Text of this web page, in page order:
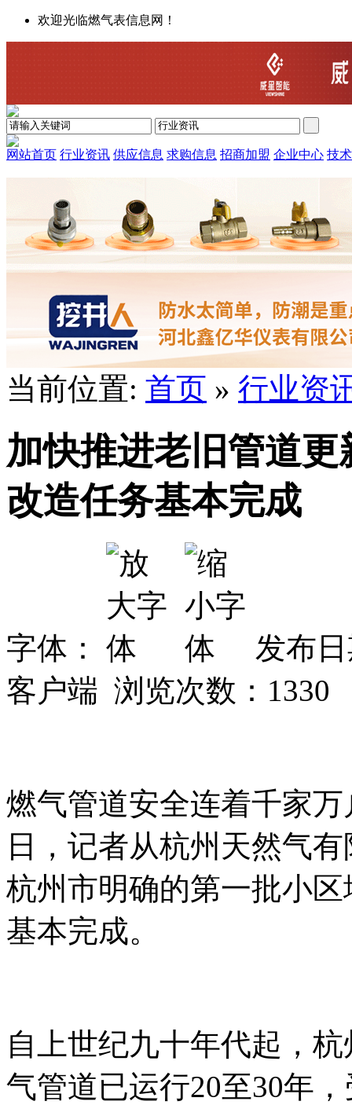
欢迎光临燃气表信息网！
网站首页 行业资讯 供应信息 求购信息 招商加盟 企业中心 技
当前位置: 首页 » 行业资
加快推进老旧管道
改造任务基本完成
字体：
发布
客户端 浏览次数： 1330
燃气管道安全连着千家
日，记者从杭州天然气
杭州市明确的第一批小
基本完成。
自上世纪九十年代起，
气管道已运行20至30年